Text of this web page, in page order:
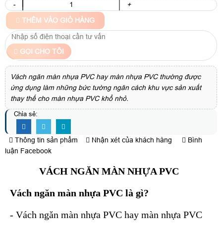
-
+
THÊM VÀO GIỎ HÀNG
GỌI CHO TÔI
Vách ngăn màn nhựa PVC hay màn nhựa PVC thường được
ứng dụng làm những bức tường ngăn cách khu vực sản xuất
thay thế cho màn nhựa PVC khổ nhỏ.
Chia sẻ:
Thông tin sản phẩm Nhận xét của khách hàng
Bình
luận Facebook
VÁCH NGĂN MÀN NHỰA PVC
Vách ngăn màn nhựa PVC là gì?
- Vách ngăn màn nhựa PVC hay màn nhựa PVC